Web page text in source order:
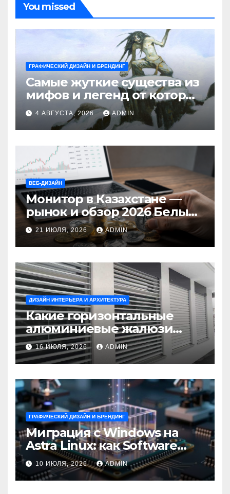
You missed
ГРАФИЧЕСКИЙ ДИЗАЙН И БРЕНДИНГ
Самые жуткие существа из
мифов и легенд от которых
стынет кровь
4 АВГУСТА, 2026 ADMIN
ВЕБ-ДИЗАЙН
Монитор в Казахстане —
рынок и обзор 2026 Белый
Ветер Shop.kz
21 ИЮЛЯ, 2026 ADMIN
ДИЗАЙН ИНТЕРЬЕРА И АРХИТЕКТУРА
Какие горизонтальные
алюминиевые жалюзи
выбрать для окон?
16 ИЮЛЯ, 2026 ADMIN
ГРАФИЧЕСКИЙ ДИЗАЙН И БРЕНДИНГ
Миграция с Windows на
Astra Linux: как Software
Group успешно перешла на
отечественную ОС
10 ИЮЛЯ, 2026 ADMIN